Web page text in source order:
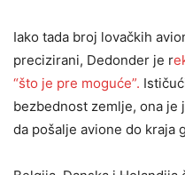
Iako tada broj lovačkih
precizirani, Dedonder je r
“što je pre moguće”.
bezbednost zemlje, ona je
da pošalje avione do kraja